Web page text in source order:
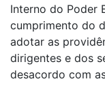
Interno do Poder
cumprimento do
adotar as
dirigentes e dos
desacordo com